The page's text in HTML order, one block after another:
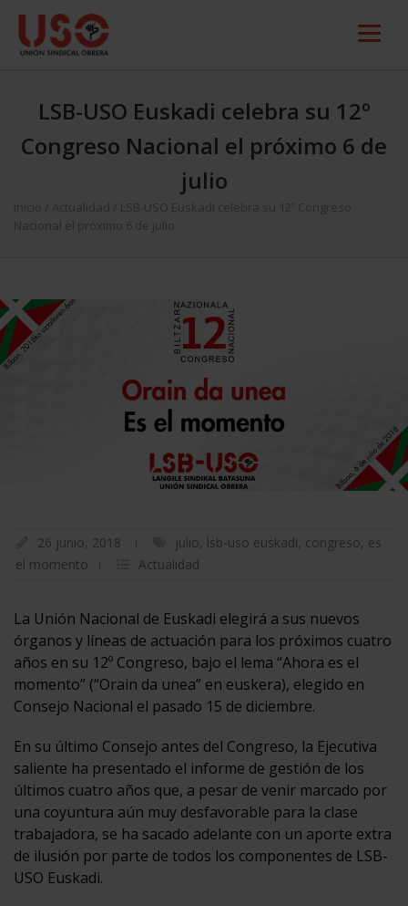
LSB-USO Euskadi celebra su 12º
Congreso Nacional el próximo 6 de
julio
Inicio Actualidad
LSB-USO Euskadi celebra su 12º Congreso
Nacional el próximo 6 de julio
26 junio, 2018 julio, lsb-uso euskadi, congreso, es
el momento
Actualidad
La Unión Nacional de Euskadi elegirá a sus nuevos
órganos y líneas de actuación para los próximos cuatro
años en su 12º Congreso, bajo el lema “Ahora es el
momento” (“Orain da unea” en euskera), elegido en
Consejo Nacional el pasado 15 de diciembre.
En su último Consejo antes del Congreso, la Ejecutiva
saliente ha presentado el informe de gestión de los
últimos cuatro años que, a pesar de venir marcado por
una coyuntura aún muy desfavorable para la clase
trabajadora, se ha sacado adelante con un aporte extra
de ilusión por parte de todos los componentes de LSB-
USO Euskadi.